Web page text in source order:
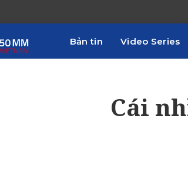
Bản tin Video Series
Cái